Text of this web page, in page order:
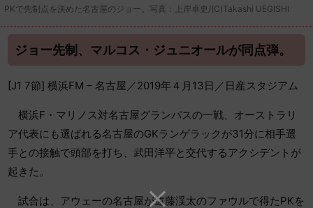
PKで先制点を決めた名古屋のジョー。写真：上岸卓史/(C)Takashi UEGISHI
ジョー先制、マルコス・ジュニオールが同点弾。
[J1 7節] 横浜FM – 名古屋／2019年４月13日／日産スタジアム
横浜F・マリノス対名古屋グランパスの一戦、オーストラリ
ア代表にも選ばれる名古屋のGKランゲラックが31分に相手選
手との接触で頭部を打ち、武田洋平と交代するアクシデントが
起きた。
試合は、アウェーの名古屋が遠藤渓太のファウルで得たPKを